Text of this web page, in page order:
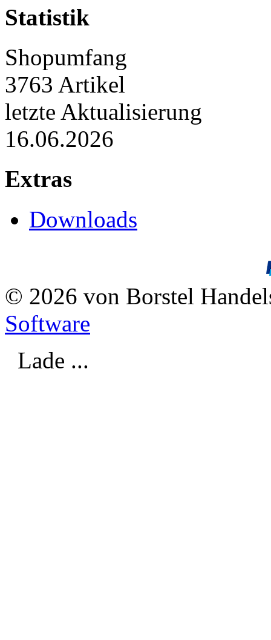
Statistik
Shopumfang
3763 Artikel
letzte Aktualisierung
16.06.2026
Extras
Downloads
© 2026 von Borstel
Software
Lade ...